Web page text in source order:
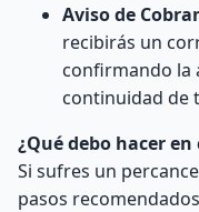
Aviso de
recibirás un
confirmando la
continuidad de
¿Qué debo hacer
Si sufres un
pasos